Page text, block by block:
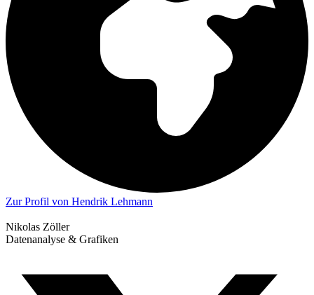
Zur Profil von Hendrik Lehmann
Nikolas Zöller
Datenanalyse & Grafiken